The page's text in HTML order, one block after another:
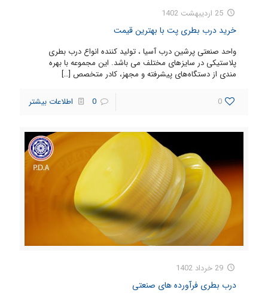
25 اردیبهشت 1402
خرید درب بطری پت با بهترین قیمت
واحد صنعتی پرشین درب آسیا ، تولید کننده انواع درب بطری
پلاستیکی در سایزهای مختلف می باشد. این مجموعه با بهره
مندی از دستگاه‌های پیشرفته و مجهز، کادر متخصص […]
0
0 اطلاعات بیشتر
29 خرداد 1402
درب بطری فرآورده های صنعتی